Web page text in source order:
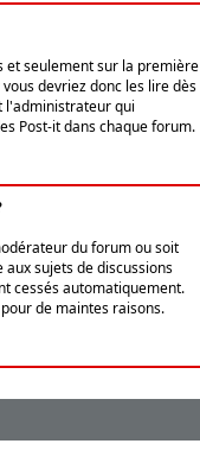
et seulement sur la première
devriez donc les lire dès
l'administrateur qui
Post-it dans chaque forum.
du forum ou soit
sujets de discussions
cessés automatiquement.
de maintes raisons.